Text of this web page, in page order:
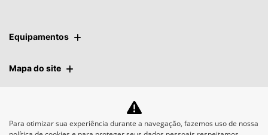
Equipamentos
Mapa do site
Para otimizar sua experiência durante a navegação, fazemos uso de nossa